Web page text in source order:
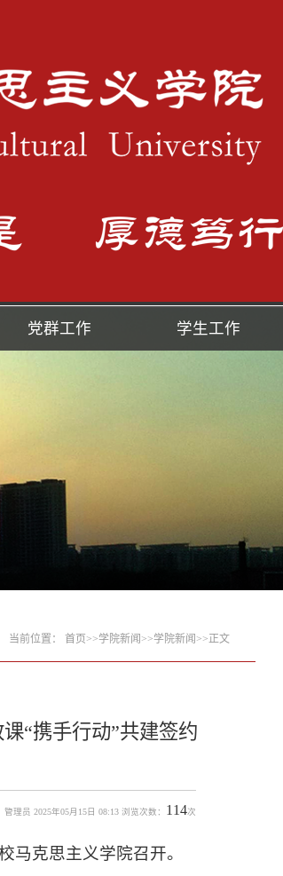
党群工作 学生工作
当前位置： 首页 >>学院新闻 >>学院新闻 >>正文
“携手行动”共建签约
管理员 2025年05月15日 08:13 浏览次数： 114次
马克思主义学院召开。